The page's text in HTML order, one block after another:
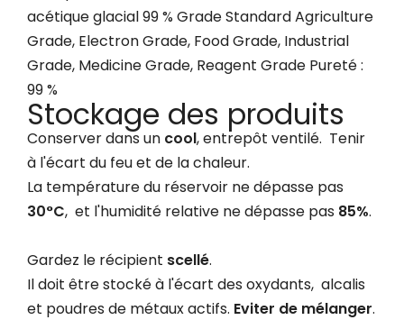
acétique glacial 99 % Grade Standard Agriculture
Grade, Electron Grade, Food Grade, Industrial
Grade, Medicine Grade, Reagent Grade Pureté :
99 %
Stockage des produits
Conserver dans un cool, entrepôt ventilé. Tenir
à l'écart du feu et de la chaleur.
La température du réservoir ne dépasse pas
30°C, et l'humidité relative ne dépasse pas 85%.
Gardez le récipient scellé.
Il doit être stocké à l'écart des oxydants, alcalis
et poudres de métaux actifs. Eviter de mélanger.